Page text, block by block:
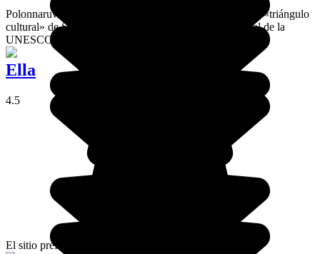
Polonnaruwa es una ciudad histórica que forma parte del «triángulo
cultural» de Sri Lanka, inscrita en el Patrimonio Mundial de la
UNESCO desde 1982.
Ella
4.5
El sitio preferido de los mochileros en Sri Lanka: Ella.